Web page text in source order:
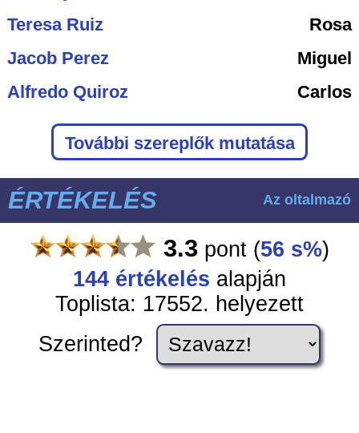
Teresa Ruiz
Rosa
Jacob Perez
Miguel
Alfredo Quiroz
Carlos
További szereplők mutatása
ÉRTÉKELÉS Az oltalmazó
3.3pont (56 s%)
144 értékelés alapján
Toplista: 17552. helyezett
Szerinted?